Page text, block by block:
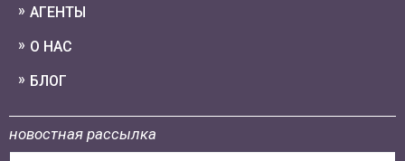
АГЕНТЫ
О НАС
БЛОГ
новостная рассылка